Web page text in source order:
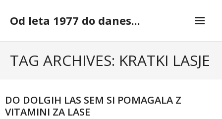
contentOd leta 1977 do danes...
TAG ARCHIVES: KRATKI LASJE
DO DOLGIH LAS SEM SI POMAGALA Z
VITAMINI ZA LASE